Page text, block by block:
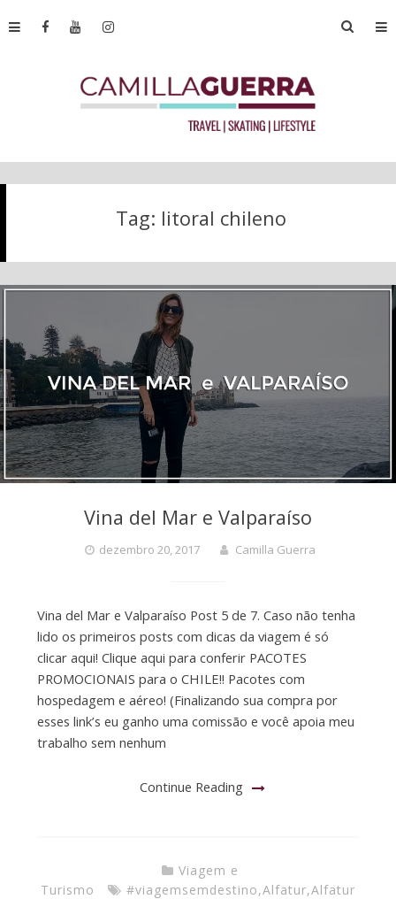
Tag: litoral chileno
Vina del Mar e Valparaíso
dezembro 20, 2017 Camilla Guerra
Vina del Mar e Valparaíso Post 5 de 7. Caso não tenha
lido os primeiros posts com dicas da viagem é só
clicar aqui! Clique aqui para conferir PACOTES
PROMOCIONAIS para o CHILE!! Pacotes com
hospedagem e aéreo! (Finalizando sua compra por
esses link’s eu ganho uma comissão e você apoia meu
trabalho sem nenhum
Continue Reading
Viagem e
Turismo
#viagemsemdestino,Alfatur,Alfatur